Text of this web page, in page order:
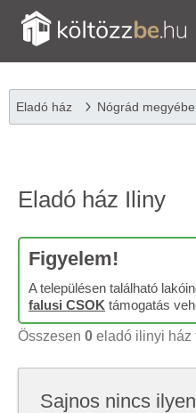
Eladó ház Nógrád
Eladó ház Iliny
Figyelem!
A településen található
falusi CSOK támogatás
Összesen 0 eladó ilinyi ház
Sajnos nincs